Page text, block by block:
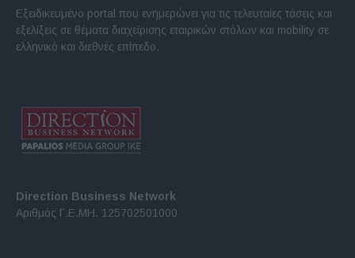
Εξειδικευμένο portal που ενημερώνει για τις τελευταίες τάσεις και
εξελίξεις σε θέματα διαχείρισης εταιρικών στόλων και mobility σε
ελληνικό και διεθνές επίπεδο.
Direction Business Network
Αριθμός Γ.Ε.ΜΗ. 125702501000